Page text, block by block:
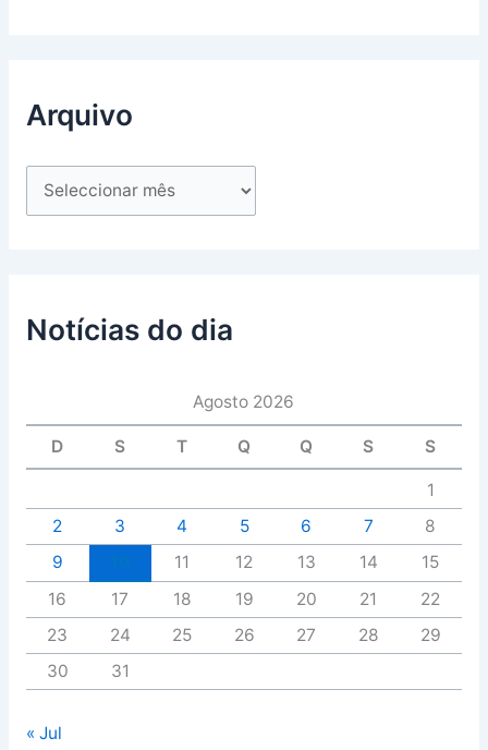
Arquivo
Notícias do dia
Agosto 2026
D S T Q Q S S
1
2
3 4 5 6 7
8
9
11 12 13 14
15
16
17 18 19 20 21
22
23
24 25 26 27 28
29
30
31
« Jul